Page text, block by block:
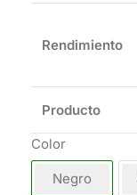
Rendimiento
Producto
Color
Negro